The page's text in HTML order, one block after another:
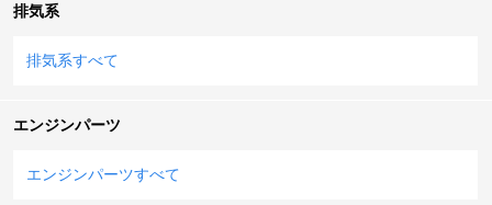
排気系
排気系すべて
エンジンパーツ
エンジンパーツすべて